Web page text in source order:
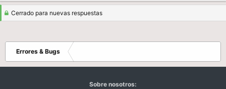
Cerrado para nuevas respuestas
Errores & Bugs
Sobre nosotros: